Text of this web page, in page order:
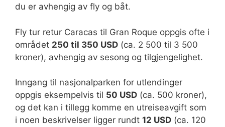
du er avhengig av fly og båt.
Fly tur retur Caracas til Gran Roque oppgis ofte i
området 250 til 350 USD (ca. 2 500 til 3 500
kroner), avhengig av sesong og tilgjengelighet.
Inngang til nasjonalparken for utlendinger
oppgis eksempelvis til 50 USD (ca. 500 kroner),
og det kan i tillegg komme en utreiseavgift som
i noen beskrivelser ligger rundt 12 USD (ca. 120